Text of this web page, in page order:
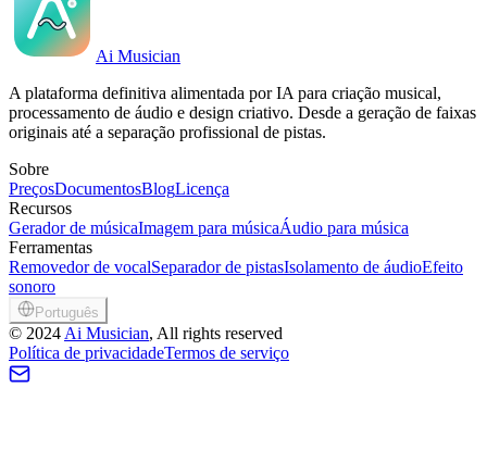
Ai Musician
A plataforma definitiva alimentada por IA para criação musical,
processamento de áudio e design criativo. Desde a geração de faixas
originais até a separação profissional de pistas.
Sobre
PreçosDocumentosBlogLicença
Recursos
Gerador de músicaImagem para músicaÁudio para música
Ferramentas
Removedor de vocalSeparador de pistasIsolamento de áudioEfeito
sonoro
Português
© 2024 Ai Musician, All rights reserved
Política de privacidadeTermos de serviço